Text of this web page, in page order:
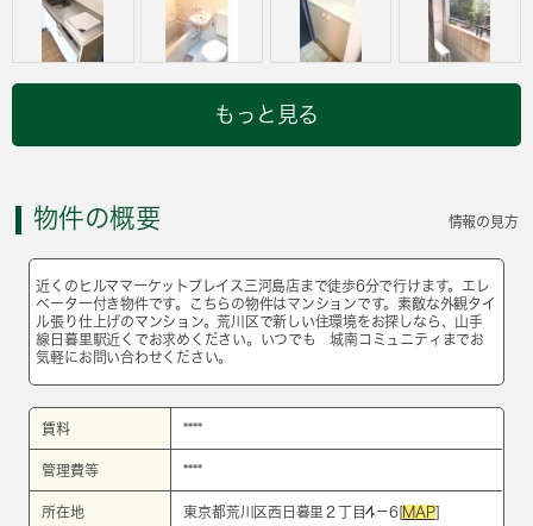
もっと見る
物件の概要 情報の見方
近くのヒルママーケットプレイス三河島店まで徒歩6分で行けます。エレ
ベーター付き物件です。こちらの物件はマンションです。素敵な外観タイ
ル張り仕上げのマンション。荒川区で新しい住環境をお探しなら、山手
線日暮里駅近くでお求めください。いつでも 城南コミュニティまでお
気軽にお問い合わせください。
賃料 ****
管理費等 ****
所在地 東京都荒川区西日暮里２丁目4－6[ MAP]